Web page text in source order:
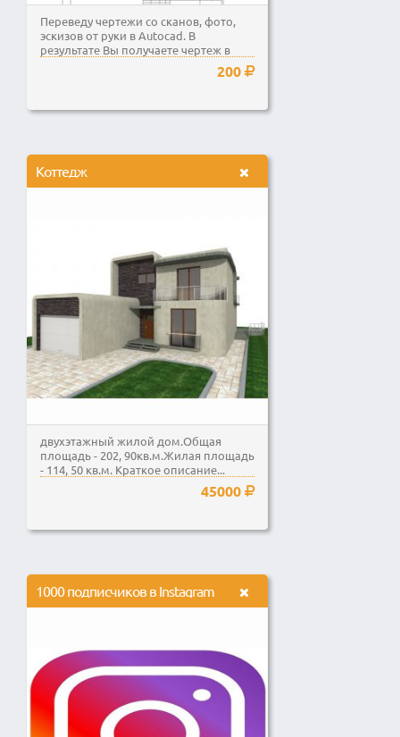
Переведу чертежи со сканов, фото,
эскизов от руки в Autocad. В
результате Вы получаете чертеж в
200
Коттедж
двухэтажный жилой дом.​Общая
площадь - 202, 90кв.м.Жилая площадь
- 114, 50 кв.м. Краткое описание...
45000
1000 подписчиков в Instagram